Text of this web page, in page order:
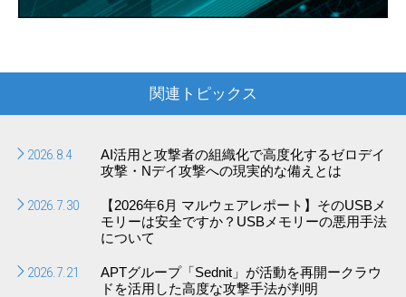
関連トピックス
2026.8.4
AI活用と攻撃者の組織化で高度化するゼロデイ
攻撃・Nデイ攻撃への現実的な備えとは
2026.7.30
【2026年6月 マルウェアレポート】そのUSBメ
モリーは安全ですか？USBメモリーの悪用手法
について
2026.7.21
APTグループ「Sednit」が活動を再開ークラウ
ドを活用した高度な攻撃手法が判明